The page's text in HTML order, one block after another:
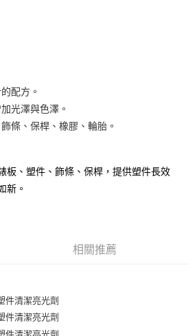
永豐商業銀行
星展（台灣）商業銀行
品之後才付款」的支付方式。 讓您購物簡單
程】
繳費通知簡訊。
，點擊此簡訊中的連結，可透過四大超商／
行付款，方視為交易完成。
需立刻繳費，但若您需要取消訂單，請聯絡
含以上)免運費
配方。
光澤與色澤。
條、保桿、橡膠、輪胎。
板、塑件、飾條、保桿，提供塑件長效
新。
相關推薦